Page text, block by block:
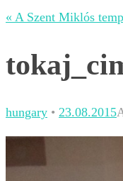
« A Szent Miklós
hungary • 23.08.2015